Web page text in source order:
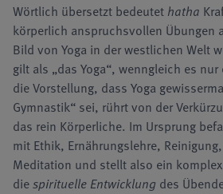
Wörtlich übersetzt bedeutet hatha
körperlich anspruchsvollen Übungen
Bild von Yoga in der westlichen Welt
gilt als „das Yoga“, wenngleich es
die Vorstellung, dass Yoga
Gymnastik“ sei, rührt von der
das rein Körperliche. Im Ursprung
mit Ethik, Ernährungslehre,
Meditation und stellt also ein
diespirituelle Entwicklung des